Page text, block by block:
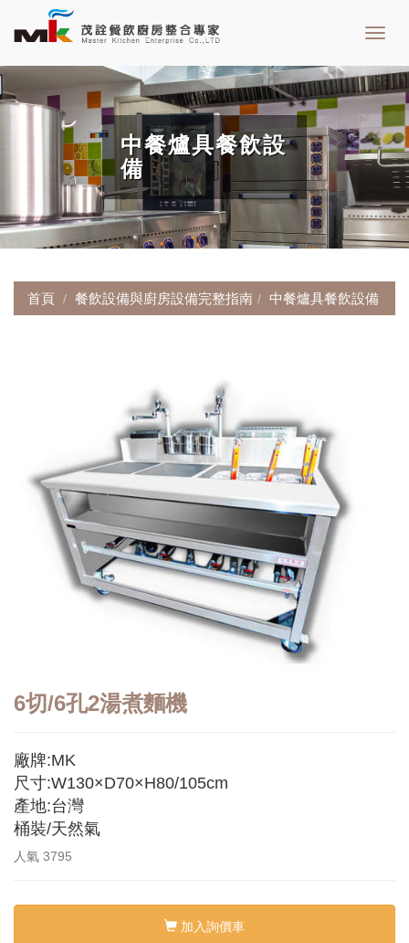
中餐爐具餐飲設
備
首頁 餐飲設備與廚房設備完整指南 中餐爐具餐飲設備
6切/6孔2湯煮麵機
廠牌:MK
尺寸:W130×D70×H80/105cm
產地:台灣
桶裝/天然氣
人氣 3795
加入詢價車